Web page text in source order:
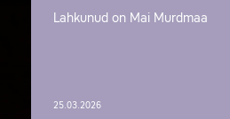
Lahkunud on Mai Murdmaa
25.03.2026